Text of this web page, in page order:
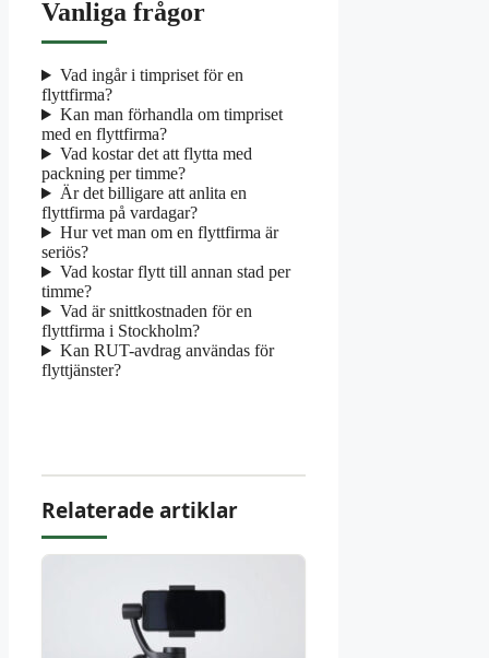
Vanliga frågor
Vad ingår i timpriset för en
flyttfirma?
Kan man förhandla om timpriset
med en flyttfirma?
Vad kostar det att flytta med
packning per timme?
Är det billigare att anlita en
flyttfirma på vardagar?
Hur vet man om en flyttfirma är
seriös?
Vad kostar flytt till annan stad per
timme?
Vad är snittkostnaden för en
flyttfirma i Stockholm?
Kan RUT-avdrag användas för
flyttjänster?
Relaterade artiklar